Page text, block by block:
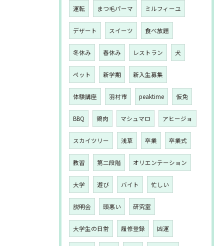
運転 まつ毛パーマ ミルフィーユ
デザート スイーツ 食べ放題
冬休み 春休み レストラン 犬
ペット 新学期 新入生募集
体験講座 羽村市 peaktime 仮免
BBQ 鶏肉 マシュマロ アヒージョ
スカイツリー 浅草 卒業 卒業式
教習 第二段階 オリエンテーション
大学 遊び バイト 忙しい
説明会 頭悪い 研究室
大学生の日常 履修登録 凶運